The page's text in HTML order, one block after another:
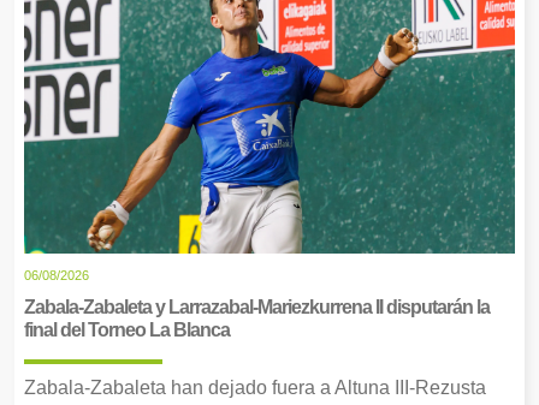
06/08/2026
Zabala-Zabaleta y Larrazabal-Mariezkurrena II disputarán la
final del Torneo La Blanca
Zabala-Zabaleta han dejado fuera a Altuna III-Rezusta